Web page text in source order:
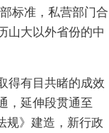
标准，私营部门合
山大以外省份的中
得有目共睹的成效
，延伸段贯通至
规》建造，新行政